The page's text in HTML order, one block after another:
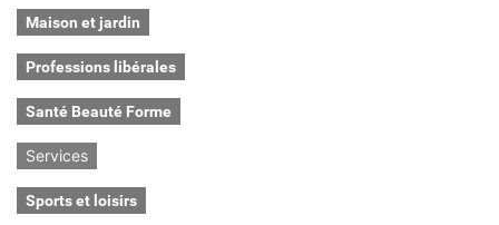
Maison et jardin
Professions libérales
Santé Beauté Forme
Services
Sports et loisirs